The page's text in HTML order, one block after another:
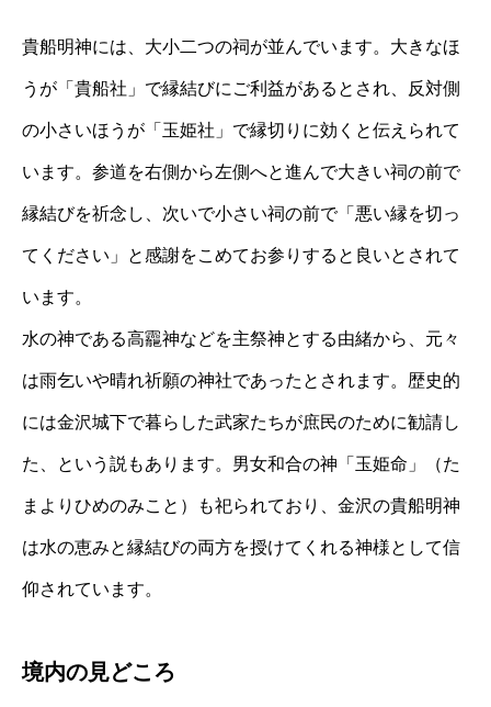
貴船明神には、大小二つの祠が並んでいます。大きなほ
うが「貴船社」で縁結びにご利益があるとされ、反対側
の小さいほうが「玉姫社」で縁切りに効くと伝えられて
います。参道を右側から左側へと進んで大きい祠の前で
縁結びを祈念し、次いで小さい祠の前で「悪い縁を切っ
てください」と感謝をこめてお参りすると良いとされて
います。
水の神である高龗神などを主祭神とする由緒から、元々
は雨乞いや晴れ祈願の神社であったとされます。歴史的
には金沢城下で暮らした武家たちが庶民のために勧請し
た、という説もあります。男女和合の神「玉姫命」（た
まよりひめのみこと）も祀られており、金沢の貴船明神
は水の恵みと縁結びの両方を授けてくれる神様として信
仰されています。
境内の見どころ